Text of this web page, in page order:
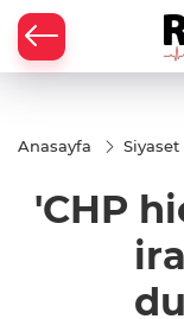
Anasayfa Siyaset
'CHP